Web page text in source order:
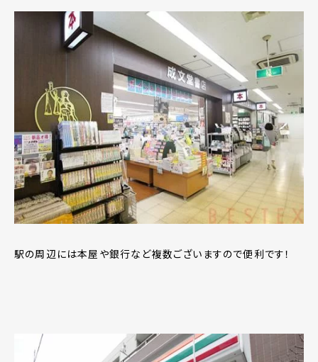
駅の周辺には本屋や銀行など複数ございますので便利です！